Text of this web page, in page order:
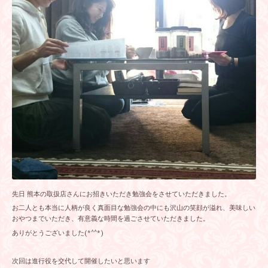
先日 熊本の取扱店さんにお招きいただき勉強会をさせていただきました。
お二人とも本当に人柄が良く真面目な勉強会の中にも沢山の笑顔が溢れ、美味しい
おやつまでいただき、有意義な時間を過ごさせていただきました。
ありがとうございました(*^^*)
次回は進行役を交代して開催したいと思います